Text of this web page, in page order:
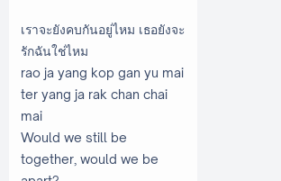
เราจะยังคบกันอยู่ไหม เธอยังจะ
รักฉันใช่ไหม
rao ja yang kop gan yu mai
ter yang ja rak chan chai
mai
Would we still be
together, would we be